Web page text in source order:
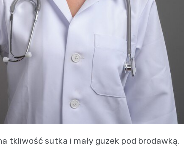
tkliwość sutka i mały guzek pod brodawką,